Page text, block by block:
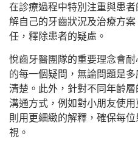
在診療過程中特別注重與患
解自己的牙齒狀況及治療方
任，釋除患者的疑慮。
悅齒牙醫團隊的重要理念會
的每一個疑問，無論問題是
清楚。此外，針對不同年齡
溝通方式，例如對小朋友使
則用更細緻的解釋，確保每
視。